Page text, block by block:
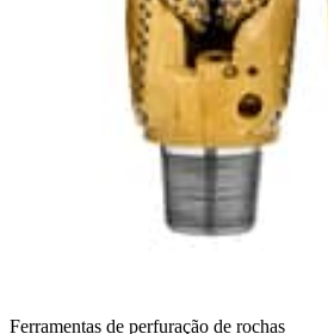
Ferramentas de perfuração de rochas